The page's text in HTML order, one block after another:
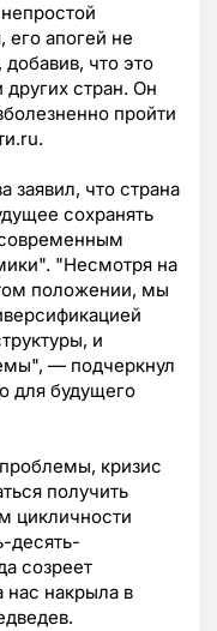
его апогей не
что это
других стран. Он
пройти
заявил, что страна
сохранять
"Несмотря на
положении, мы
и
— подчеркнул
для будущего
кризис
получить
цикличности
десять-
созреет
нас накрыла в